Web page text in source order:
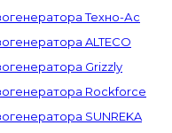
Техно-Ас
ALTECO
Grizzly
Rockforce
SUNREKA